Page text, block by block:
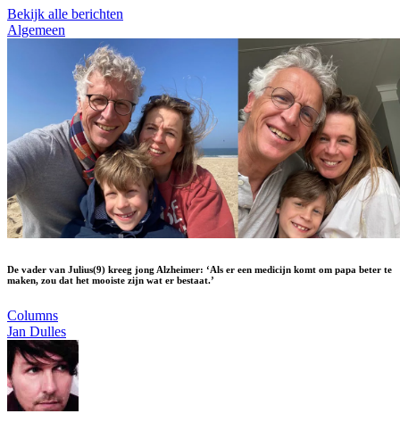
Bekijk alle berichten
Algemeen
De vader van Julius(9) kreeg jong Alzheimer: ‘Als er een medicijn komt om papa beter te
maken, zou dat het mooiste zijn wat er bestaat.’
Columns
Jan Dulles